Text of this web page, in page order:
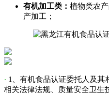
有机加工类： 植物类农
产加工；
· 1、有机食品认证委托人及其
相关法律法规、质量安全卫生